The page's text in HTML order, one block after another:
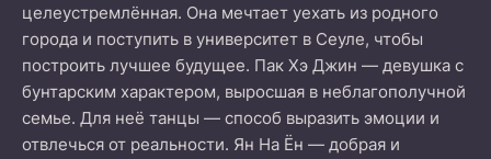
целеустремлённая. Она мечтает уехать из родного
города и поступить в университет в Сеуле, чтобы
построить лучшее будущее. Пак Хэ Джин — девушка с
бунтарским характером, выросшая в неблагополучной
семье. Для неё танцы — способ выразить эмоции и
отвлечься от реальности. Ян На Ён — добрая и